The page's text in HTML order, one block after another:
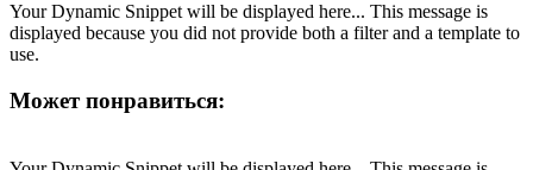
Your Dynamic Snippet will be displayed here... This message is
displayed because you did not provide both a filter and a template to
use.
Может понравиться: